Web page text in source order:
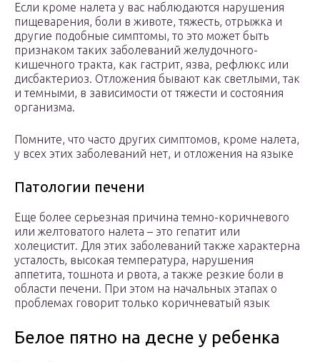
Если кроме налета у вас наблюдаются нарушения
пищеварения, боли в животе, тяжесть, отрыжка и
другие подобные симптомы, то это может быть
признаком таких заболеваний желудочного-
кишечного тракта, как гастрит, язва, рефлюкс или
дисбактериоз. Отложения бывают как светлыми, так
и темными, в зависимости от тяжести и состояния
организма.
Помните, что часто других симптомов, кроме налета,
у всех этих заболеваний нет, и отложения на языке
Патологии печени
Еще более серьезная причина темно-коричневого
или желтоватого налета – это гепатит или
холецистит. Для этих заболеваний также характерна
усталость, высокая температура, нарушения
аппетита, тошнота и рвота, а также резкие боли в
области печени. При этом на начальных этапах о
проблемах говорит только коричневатый язык
Белое пятно на десне у ребенка